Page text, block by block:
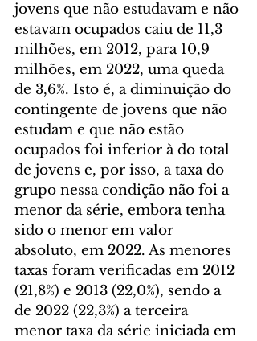
jovens que não estudavam e não
estavam ocupados caiu de 11,3
milhões, em 2012, para 10,9
milhões, em 2022, uma queda
de 3,6%. Isto é, a diminuição do
contingente de jovens que não
estudam e que não estão
ocupados foi inferior à do total
de jovens e, por isso, a taxa do
grupo nessa condição não foi a
menor da série, embora tenha
sido o menor em valor
absoluto, em 2022. As menores
taxas foram verificadas em 2012
(21,8%) e 2013 (22,0%), sendo a
de 2022 (22,3%) a terceira
menor taxa da série iniciada em